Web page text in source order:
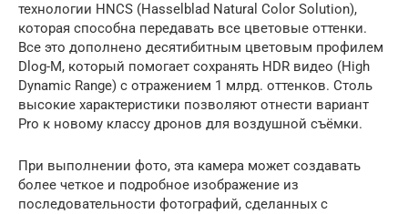
технологии HNCS (Hasselblad Natural Color Solution),
которая способна передавать все цветовые оттенки.
Все это дополнено десятибитным цветовым профилем
Dlog-M, который помогает сохранять HDR видео (High
Dynamic Range) с отражением 1 млрд. оттенков. Столь
высокие характеристики позволяют отнести вариант
Pro к новому классу дронов для воздушной съёмки.
При выполнении фото, эта камера может создавать
более четкое и подробное изображение из
последовательности фотографий, сделанных с